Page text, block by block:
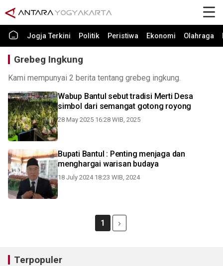
Jogja Terkini Politik Peristiwa Ekonomi Olahraga
Grebeg Ingkung
Kami mempunyai 2 berita tentang grebeg ingkung.
Wabup Bantul sebut tradisi Merti Desa
simbol dari semangat gotong royong
28 May 2025 16:28 WIB, 2025
Bupati Bantul : Penting menjaga dan
menghargai warisan budaya
18 July 2024 18:23 WIB, 2024
1
Terpopuler